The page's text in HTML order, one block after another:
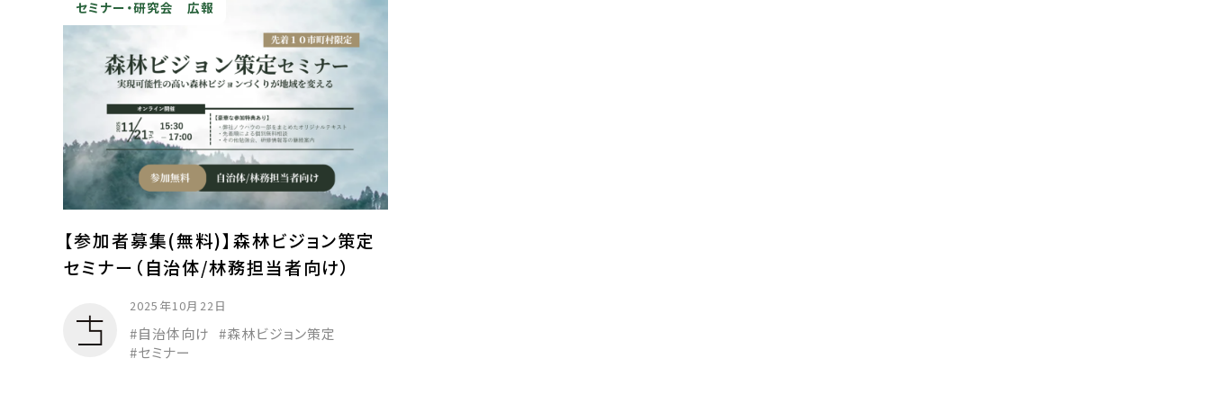
セミナー・研究会 広報
【参加者募集(無料)】森林ビジョン策定
セミナー（自治体/林務担当者向け）
2025年10月22日
自治体向け
森林ビジョン策定
セミナー